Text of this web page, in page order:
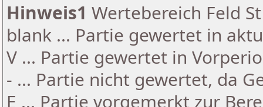
Hinweis1 Wertebereich Feld
blank ... Partie gewertet in
V ... Partie gewertet in
- ... Partie nicht gewertet, da
E ... Partie vorgemerkt zur